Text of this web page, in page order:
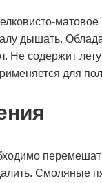
дышать.
Не содержит
для
Смоляные